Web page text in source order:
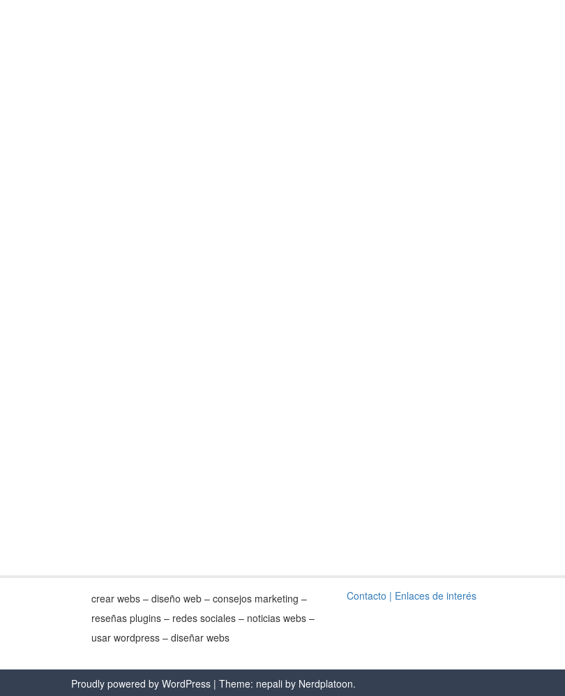
crear webs – diseño web – consejos marketing –
reseñas plugins – redes sociales – noticias webs –
usar wordpress – diseñar webs
Contacto | Enlaces de interés
Proudly powered by WordPress | Theme: nepali by Nerdplatoon.